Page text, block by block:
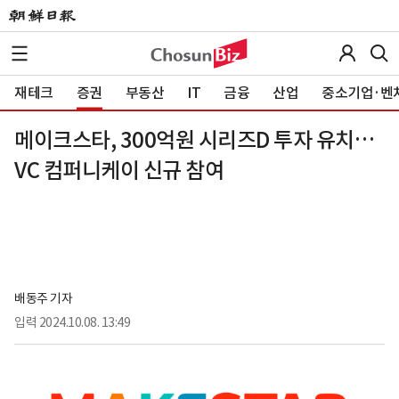
재테크 증권 부동산 IT 금융 산업 중소기업·벤
메이크스타, 300억원 시리즈D 투자 유치…
VC 컴퍼니케이 신규 참여
배동주 기자
입력 2024.10.08. 13:49